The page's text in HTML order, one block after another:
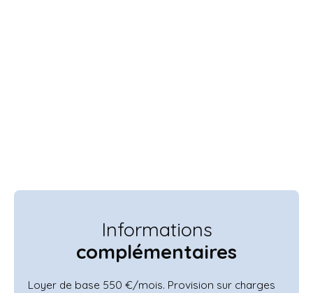
Informations
complémentaires
Loyer de base 550 €/mois. Provision sur charges